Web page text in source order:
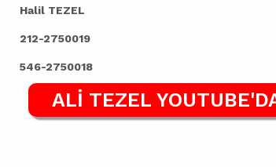
Halil TEZEL
212-2750019
546-2750018
ALİ TEZEL